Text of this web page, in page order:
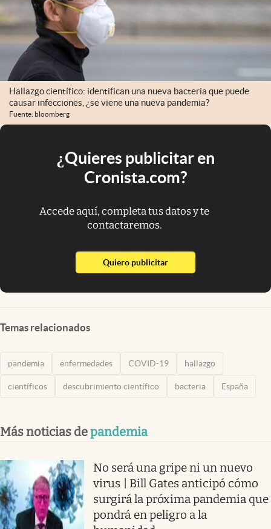
Hallazgo científico: identifican una nueva bacteria que puede
causar infecciones, ¿se viene una nueva pandemia?
Fuente: bloomberg
¿Quieres publicitar en
Cronista.com?
Accede aquí, completa tus datos y te
contactaremos.
Quiero publicitarabre en nueva pestaña
Temas relacionados
pandemia enfermedades COVID-19 hallazgo
científicos descubrimiento científico bacteria España
Más noticias depandemia
No será una gripe ni un nuevo
virus | Bill Gates anticipó cómo
surgirá la próxima pandemia que
pondrá en peligro a la